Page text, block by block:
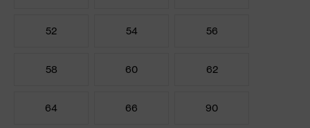
52 54 56
58 60 62
64 66 90